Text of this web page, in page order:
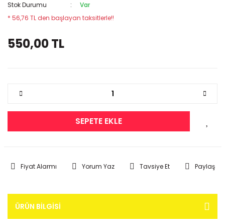
Stok Durumu
Var
* 56,76 TL den başlayan taksitlerle!!
550,00 TL
SEPETE EKLE
Fiyat Alarmı Yorum Yaz Tavsiye Et Paylaş
ÜRÜN BILGISI